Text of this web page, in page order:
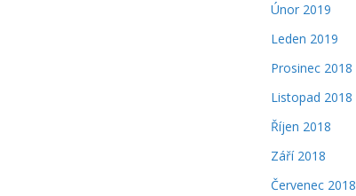
Únor 2019
Leden 2019
Prosinec 2018
Listopad 2018
Říjen 2018
Září 2018
Červenec 2018